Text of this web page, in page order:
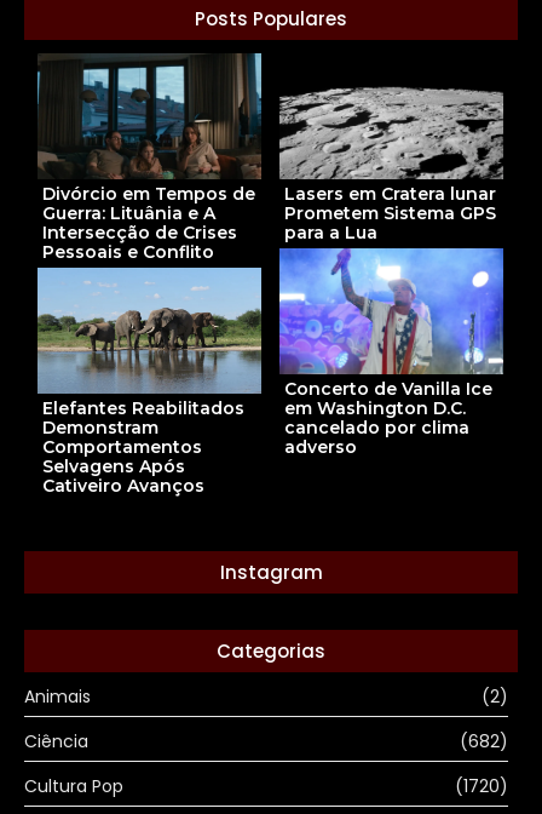
Posts Populares
Divórcio em Tempos de
Guerra: Lituânia e A
Intersecção de Crises
Pessoais e Conflito
Lasers em Cratera lunar
Prometem Sistema GPS
para a Lua
Concerto de Vanilla Ice
em Washington D.C.
cancelado por clima
adverso
Elefantes Reabilitados
Demonstram
Comportamentos
Selvagens Após
Cativeiro Avanços
Instagram
Categorias
Animais
(2)
Ciência
(682)
Cultura Pop
(1720)